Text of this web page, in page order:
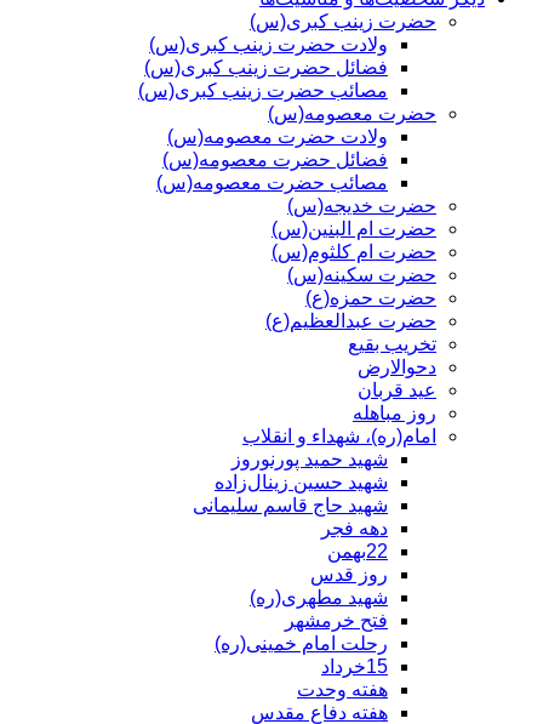
حضرت زینب کبری(س)
ولادت حضرت زینب کبری(س)
فضائل حضرت زینب کبری(س)
مصائب حضرت زینب کبری(س)
حضرت معصومه(س)
ولادت حضرت معصومه(س)
فضائل حضرت معصومه(س)
مصائب حضرت معصومه(س)
حضرت خدیجه(س)
حضرت ام البنین(س)
حضرت ام کلثوم(س)
حضرت سکینه(س)
حضرت حمزه(ع)
حضرت عبدالعظیم(ع)
تخریب بقیع
دحوالارض
عید قربان
روز مباهله
امام(ره)، شهداء و انقلاب
شهید حمید پورنوروز
شهید حسین زینال‌زاده
شهید حاج قاسم سلیمانی
دهه فجر
22بهمن
روز قدس
شهید مطهری(ره)
فتح خرمشهر
رحلت امام خمینی(ره)
15خرداد
هفته وحدت
هفته دفاع مقدس